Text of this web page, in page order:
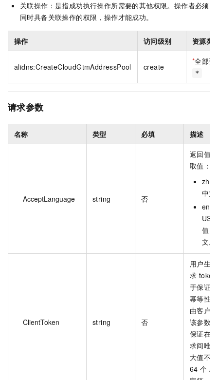
关联操作：是指成功执行操作所需要的其他权限。操作者必须
同时具备关联操作的权限，操作才能成功。
操作 访问级别 资源类
alidns:CreateCloudGtmAddressPool create
*全部资
*
请求参数
名称 类型 必填 描述
AcceptLanguage string 否
返回值
取值：
zh-
中文
en-
US
值）
文。
ClientToken string 否
用户生
求
于保证
幂等性
由客户
该参数
保证在
求间唯
大值不
64 个